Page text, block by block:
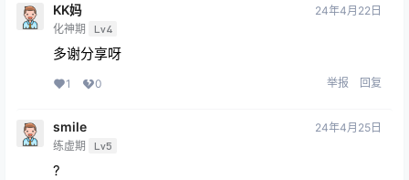
KK妈
化神期 Lv4
24年4月22日
多谢分享呀
1 0 举报 回复
smile
练虚期 Lv5
24年4月25日
?